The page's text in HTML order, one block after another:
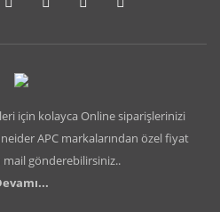
için kolayca Online siparişlerinizi
APC markalarından özel fiyat
gönderebilirsiniz..